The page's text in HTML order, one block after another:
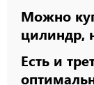
Можно
цилиндр,
Есть и